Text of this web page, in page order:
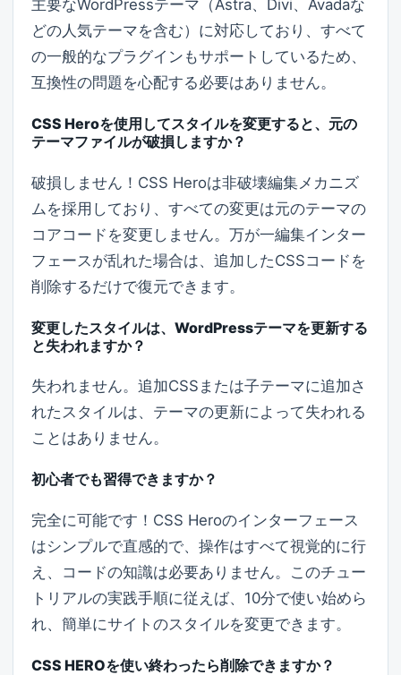
主要なWordPressテーマ（Astra、Divi、Avadaな
どの人気テーマを含む）に対応しており、すべて
の一般的なプラグインもサポートしているため、
互換性の問題を心配する必要はありません。
CSS Heroを使用してスタイルを変更すると、元の
テーマファイルが破損しますか？
破損しません！CSS Heroは非破壊編集メカニズ
ムを採用しており、すべての変更は元のテーマの
コアコードを変更しません。万が一編集インター
フェースが乱れた場合は、追加したCSSコードを
削除するだけで復元できます。
変更したスタイルは、WordPressテーマを更新する
と失われますか？
失われません。追加CSSまたは子テーマに追加さ
れたスタイルは、テーマの更新によって失われる
ことはありません。
初心者でも習得できますか？
完全に可能です！CSS Heroのインターフェース
はシンプルで直感的で、操作はすべて視覚的に行
え、コードの知識は必要ありません。このチュー
トリアルの実践手順に従えば、10分で使い始めら
れ、簡単にサイトのスタイルを変更できます。
CSS HEROを使い終わったら削除できますか？